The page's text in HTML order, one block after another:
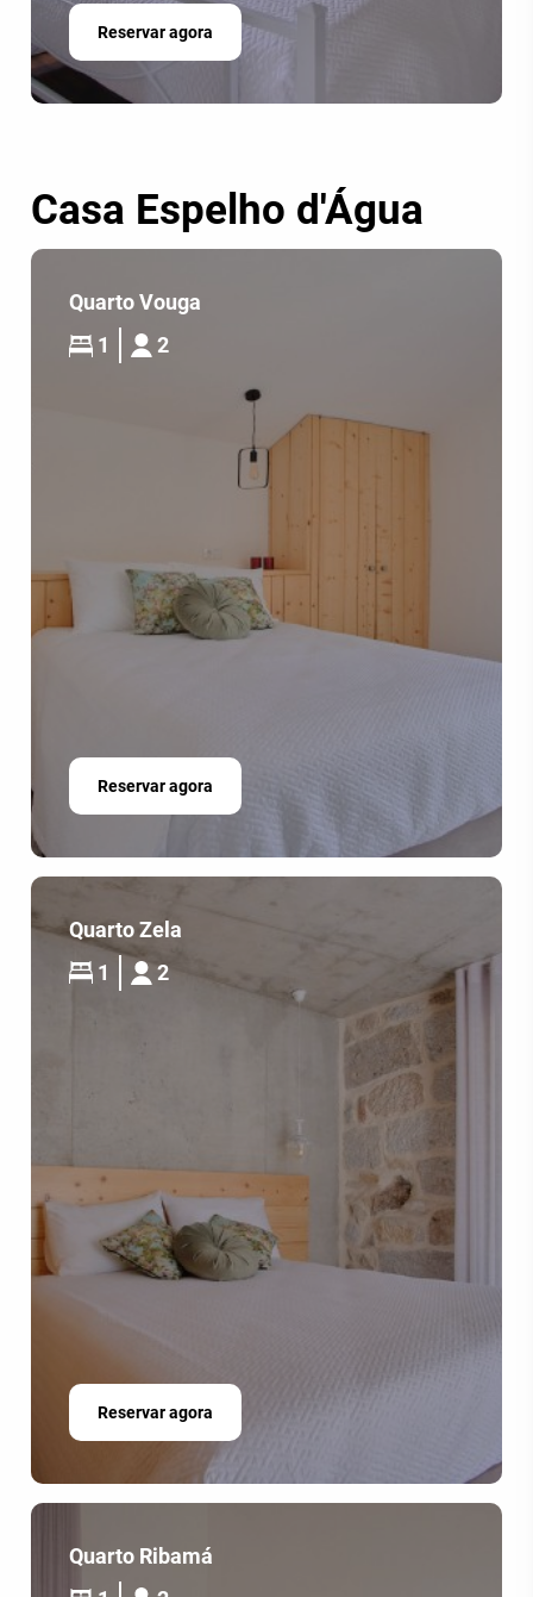
Reservar agora
Casa Espelho d'Água
Quarto Vouga
1
2
Reservar agora
Quarto Zela
1
2
Reservar agora
Quarto Ribamá